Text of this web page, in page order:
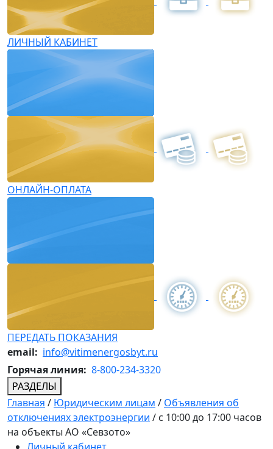
ЛИЧНЫЙ КАБИНЕТ
ОНЛАЙН-ОПЛАТА
ПЕРЕДАТЬ ПОКАЗАНИЯ
email: info@vitimenergosbyt.ru
Горячая линия: 8-800-234-3320
РАЗДЕЛЫ
Главная / Юридическим лицам / Объявления об
отключениях электроэнергии / с 10:00 до 17:00 часов
на объекты АО «Севзото»